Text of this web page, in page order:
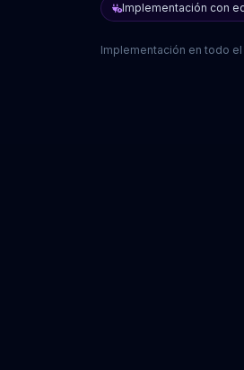
Implementación con
Implementación en todo el